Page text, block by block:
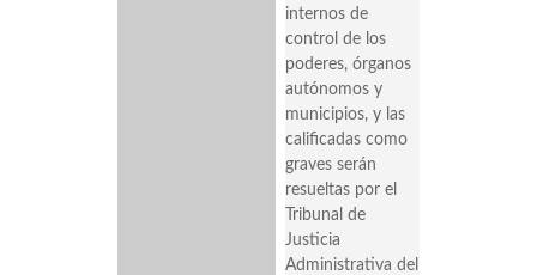
internos de
control de los
poderes, órganos
autónomos y
municipios, y las
calificadas como
graves serán
resueltas por el
Tribunal de
Justicia
Administrativa del